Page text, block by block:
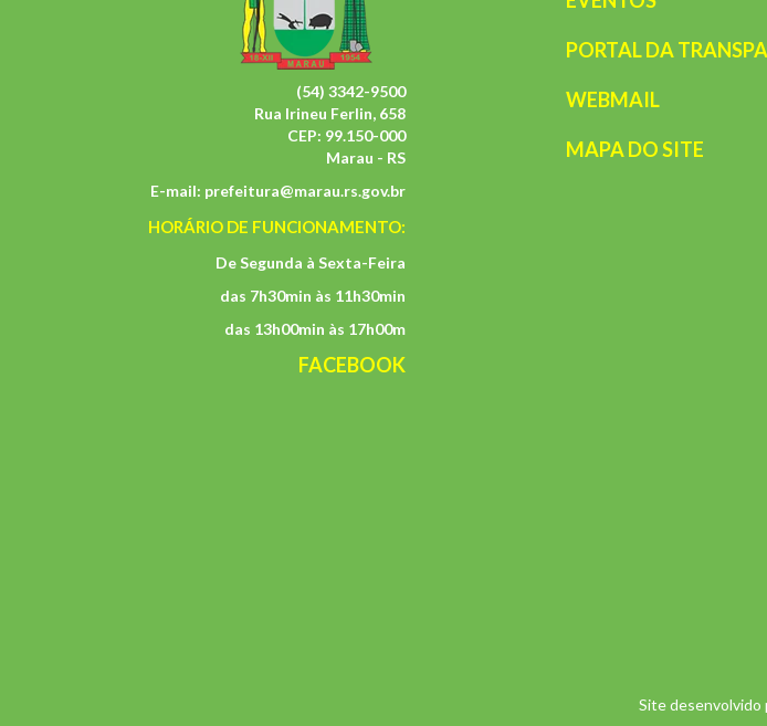
(54) 3342-9500
Rua Irineu Ferlin, 658
CEP: 99.150-000
Marau - RS
E-mail: prefeitura@marau.rs.gov.br
HORÁRIO DE FUNCIONAMENTO:
De Segunda à Sexta-Feira
das 7h30min às 11h30min
das 13h00min às 17h00m
FACEBOOK
PORTAL DA
WEBMAIL
MAPA DO SITE
Site desenvolvido